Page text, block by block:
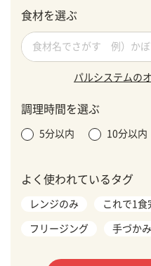
食材を選ぶ
パルシステムの
調理時間を選ぶ
5分以内 10分以内
よく使われているタグ
レンジのみ これで1食
フリージング 手づかみ